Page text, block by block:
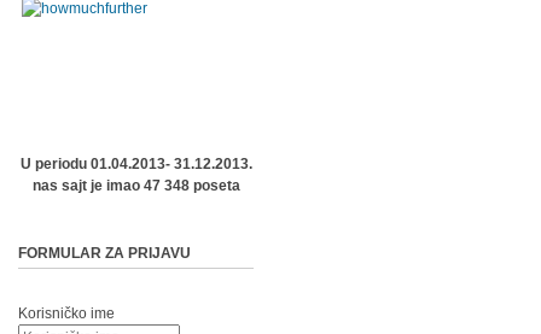
U periodu 01.04.2013- 31.12.2013.
nas sajt je imao 47 348 poseta
FORMULAR ZA PRIJAVU
Korisničko ime